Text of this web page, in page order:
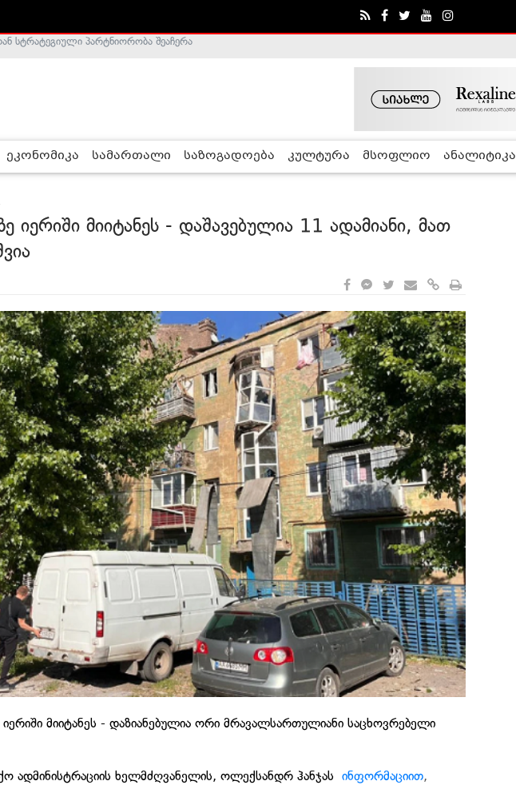
მთავრობა არალეგიტიმურია - ჰელსინკის კომისია
ეკონომიკა სამართალი საზოგადოება კულტურა მსოფლიო ანალიტიკა
იერიში მიიტანეს - დაშავებულია 11 ადამიანი, მათ
მიიტანეს - დაზიანებულია ორი მრავალსართულიანი საცხოვრებელი
ადმინისტრაციის ხელმძღვანელის, ოლექსანდრ ჰანჯას ინფორმაციით,